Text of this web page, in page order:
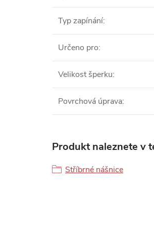
Typ zapínání:
Určeno pro:
Velikost šperku:
Povrchová úprava:
Produkt naleznete v
Stříbrné nášnice